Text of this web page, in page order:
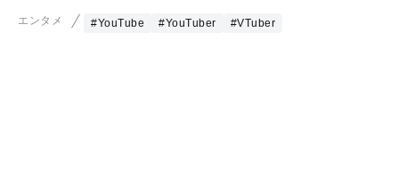
エンタメ #YouTube #YouTuber #VTuber